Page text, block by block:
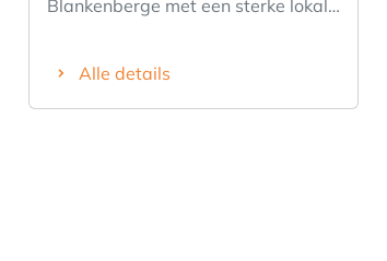
Blankenberge met een sterke lokale
succesvolle activiteit bieden wij ons
vastgoedkantoor discreet ter
Alle details